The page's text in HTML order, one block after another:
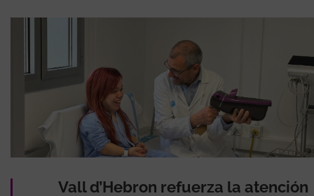
Vall d’Hebron refuerza la atención